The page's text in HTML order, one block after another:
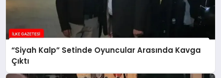
“Siyah Kalp” Setinde Oyuncular Arasında Kavga
Çıktı